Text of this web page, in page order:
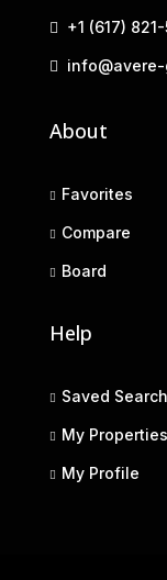
+1 (617)
About
Favorites
Compare
Board
Help
Saved
My Properties
My Profile